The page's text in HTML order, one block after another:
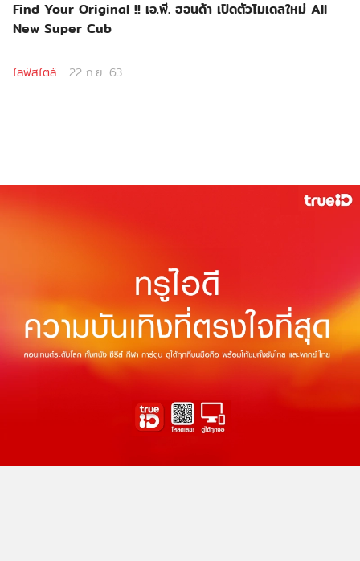
Find Your Original !! เอ.พี. ฮอนด้า เปิดตัวโมเดลใหม่ All
New Super Cub
ไลฟ์สไตล์ 22 ก.ย. 63